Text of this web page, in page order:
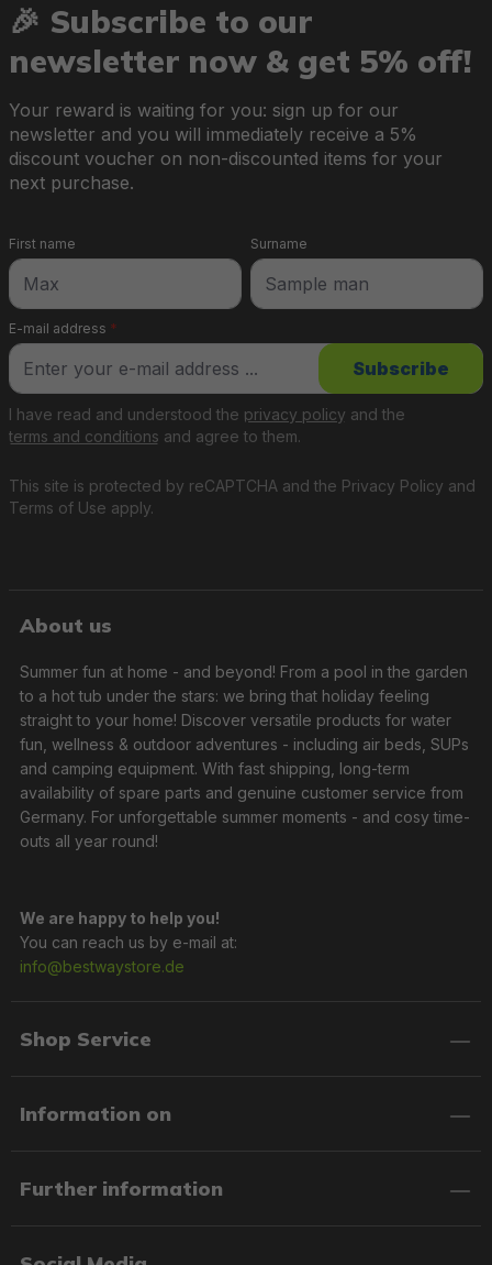
🎉 Subscribe to our
newsletter now & get 5% off!
Your reward is waiting for you: sign up for our
newsletter and you will immediately receive a 5%
discount voucher on non-discounted items for your
next purchase.
E-mail address *
First name Surname
This site is protected by reCAPTCHA and the Privacy Policy and
Terms of Use apply.
I have read and understood the privacy policy and the
terms and conditions and agree to them.
Subscribe
About us
Summer fun at home - and beyond! From a pool in the garden
to a hot tub under the stars: we bring that holiday feeling
straight to your home! Discover versatile products for water
fun, wellness & outdoor adventures - including air beds, SUPs
and camping equipment. With fast shipping, long-term
availability of spare parts and genuine customer service from
Germany. For unforgettable summer moments - and cosy time-
outs all year round!
We are happy to help you!
You can reach us by e-mail at:
info@bestwaystore.de
Shop Service
Information on
Further information